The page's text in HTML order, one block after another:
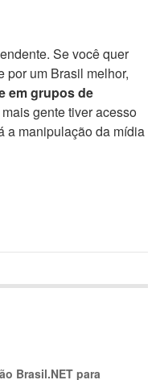
Se você quer
por um Brasil melhor,
em grupos de
gente tiver acesso
a manipulação da mídia
Brasil.NET para